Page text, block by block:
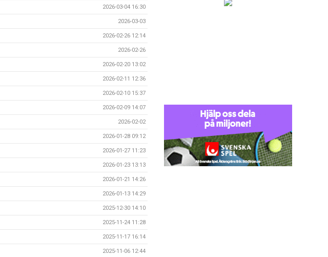
2026-03-04 16:30
2026-03-03
2026-02-26 12:14
2026-02-26
2026-02-20 13:02
2026-02-11 12:36
2026-02-10 15:37
2026-02-09 14:07
2026-02-02
2026-01-28 09:12
2026-01-27 11:23
2026-01-23 13:13
2026-01-21 14:26
2026-01-13 14:29
2025-12-30 14:10
2025-11-24 11:28
2025-11-17 16:14
2025-11-06 12:44